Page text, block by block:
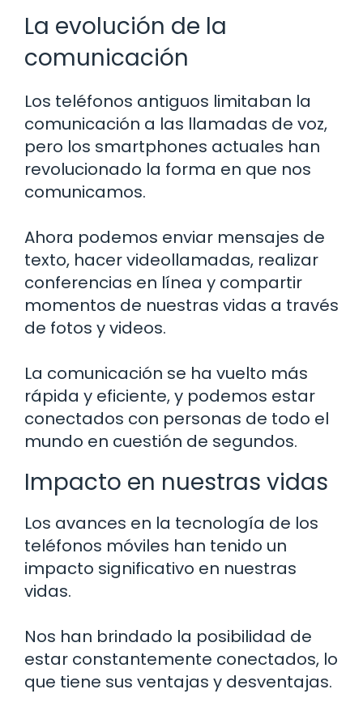
La evolución de la
comunicación
Los teléfonos antiguos limitaban la
comunicación a las llamadas de voz,
pero los smartphones actuales han
revolucionado la forma en que nos
comunicamos.
Ahora podemos enviar mensajes de
texto, hacer videollamadas, realizar
conferencias en línea y compartir
momentos de nuestras vidas a través
de fotos y videos.
La comunicación se ha vuelto más
rápida y eficiente, y podemos estar
conectados con personas de todo el
mundo en cuestión de segundos.
Impacto en nuestras vidas
Los avances en la tecnología de los
teléfonos móviles han tenido un
impacto significativo en nuestras
vidas.
Nos han brindado la posibilidad de
estar constantemente conectados, lo
que tiene sus ventajas y desventajas.